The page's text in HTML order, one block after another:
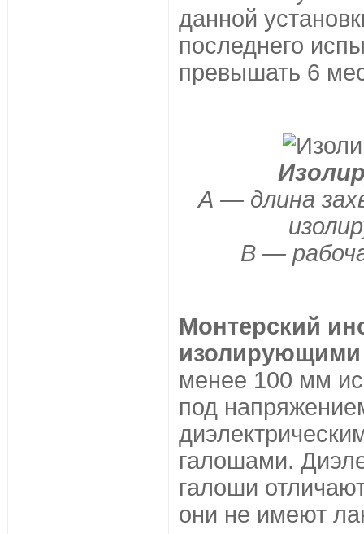
данной
последнего
превышать 6
А — длина
В —
Монтерский
изолирующими
менее 100 мм
под
галошами.
галоши
они не имеют